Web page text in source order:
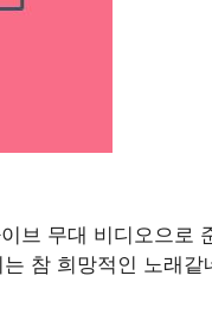
브 무대 비디오으로
참 희망적인 노래같